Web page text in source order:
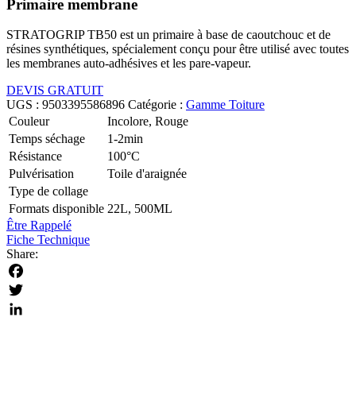
Primaire membrane
STRATOGRIP TB50 est un primaire à base de caoutchouc et de
résines synthétiques, spécialement conçu pour être utilisé avec toutes
les membranes auto-adhésives et les pare-vapeur.
DEVIS GRATUIT
UGS : 9503395586896 Catégorie : Gamme Toiture
Couleur
Incolore, Rouge
Temps séchage
1-2min
Résistance
100°C
Pulvérisation
Toile d'araignée
Type de collage
Formats disponible 22L, 500ML
Être Rappelé
Fiche Technique
Share:
Facebook
Twitter